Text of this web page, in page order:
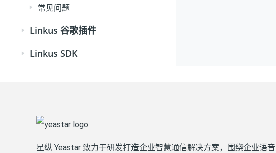
常见问题
Linkus 谷歌插件
Linkus SDK
星纵 Yeastar 致力于研发打造企业智慧通信解决方案，围绕企业语音